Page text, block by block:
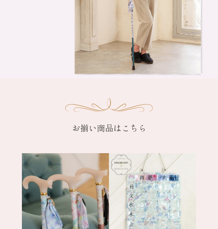
お揃い商品はこちら